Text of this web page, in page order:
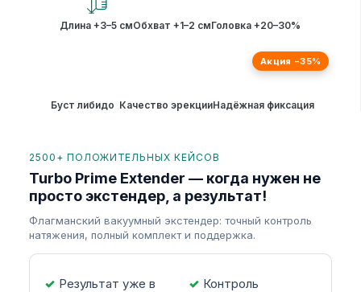
Длина +3–5 смОбхват +1–2 смГоловка +20–30%
Акция −35%
Буст либидо Качество эрекцииНадёжная фиксация
2500+ ПОЛОЖИТЕЛЬНЫХ КЕЙСОВ
Turbo Prime Extender — когда нужен не
просто экстендер, а результат!
Флагманский вакуумный экстендер: точный контроль
натяжения, полный комплект и поддержка.
Результат уже в
Контроль